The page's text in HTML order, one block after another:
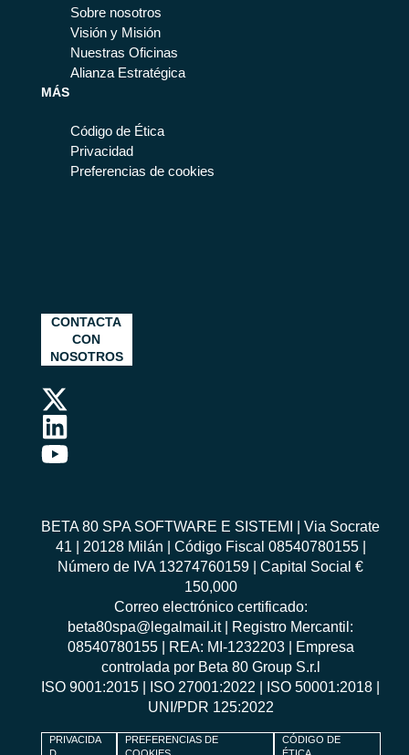
Sobre nosotros
Visión y Misión
Nuestras Oficinas
Alianza Estratégica
MÁS
Código de Ética
Privacidad
Preferencias de cookies
CONTACTA
CON
NOSOTROS
BETA 80 SPA SOFTWARE E SISTEMI | Via Socrate
41 | 20128 Milán | Código Fiscal 08540780155 |
Número de IVA 13274760159 | Capital Social €
150,000
Correo electrónico certificado:
beta80spa@legalmail.it | Registro Mercantil:
08540780155 | REA: MI-1232203 | Empresa
controlada por Beta 80 Group S.r.l
ISO 9001:2015
ISO 27001:2022 ISO 50001:2018
UNI/PDR 125:2022
PRIVACIDA
PREFERENCIAS DE
CÓDIGO DE